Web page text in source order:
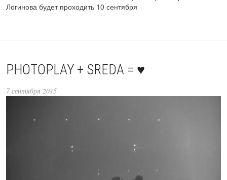
Логинова будет проходить 10 сентября
PHOTOPLAY + SREDA = ♥
7 сентября 2015